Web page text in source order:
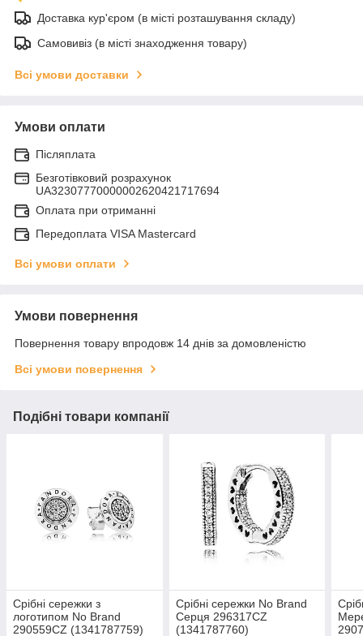
Доставка кур'єром (в місті розташування складу)
Самовивіз (в місті знаходження товару)
Всі умови доставки
Умови оплати
Післяплата
Безготівковий розрахунок
UA32307770000002620421717694
Оплата при отриманні
Передоплата VISA Mastercard
Всі умови оплати
Умови повернення
Повернення товару впродовж 14 днів за домовленістю
Всі умови повернення
Подібні товари компанії
Срібні сережки з
логотипом No Brand
290559CZ (1341787759)
Срібні сережки No Brand
Серця 296317CZ
(1341787760)